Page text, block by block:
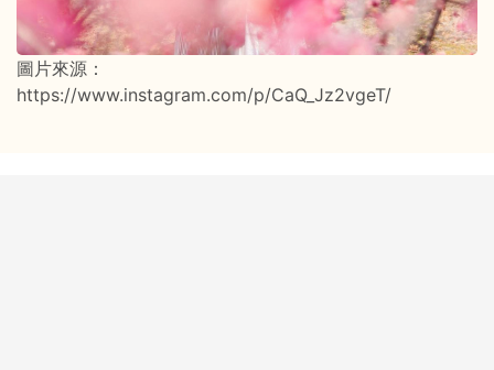
圖片來源：
https://www.instagram.com/p/CaQ_Jz2vgeT/